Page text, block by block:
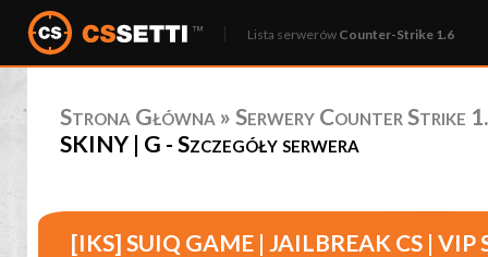
Lista serwerów Counter-Strike 1.6
Strona Główna » Serwery Counter Strike
SKINY | G - Szczegóły serwera
[IKS] SUIQ GAME | JAILBREAK CS |